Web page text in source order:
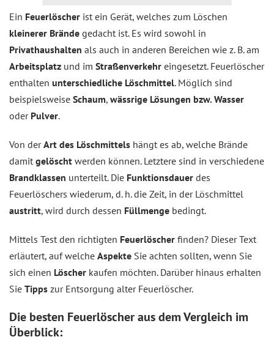
Ein Feuerlöscher ist ein Gerät, welches zum Löschen
kleinerer Brände gedacht ist. Es wird sowohl in
Privathaushalten als auch in anderen Bereichen wie z. B. am
Arbeitsplatz und im Straßenverkehr eingesetzt. Feuerlöscher
enthalten unterschiedliche Löschmittel. Möglich sind
beispielsweise Schaum, wässrige Lösungen bzw. Wasser
oder Pulver.
Von derArt des Löschmittels hängt es ab, welche Brände
damit gelöscht werden können. Letztere sind in verschiedene
Brandklassen unterteilt. Die Funktionsdauer des
Feuerlöschers wiederum, d. h. die Zeit, in der Löschmittel
austritt, wird durch dessen Füllmenge bedingt.
Mittels Test den richtigten Feuerlöscher finden? Dieser Text
erläutert, auf welche Aspekte Sie achten sollten, wenn Sie
sich einen Löscher kaufen möchten. Darüber hinaus erhalten
Sie Tipps zur Entsorgung alter Feuerlöscher.
Die besten Feuerlöscher aus demVergleich im
Überblick: